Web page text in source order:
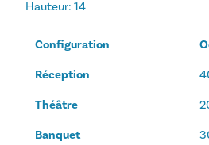
Hauteur: 14
Configuration
Réception
Théâtre
Banquet